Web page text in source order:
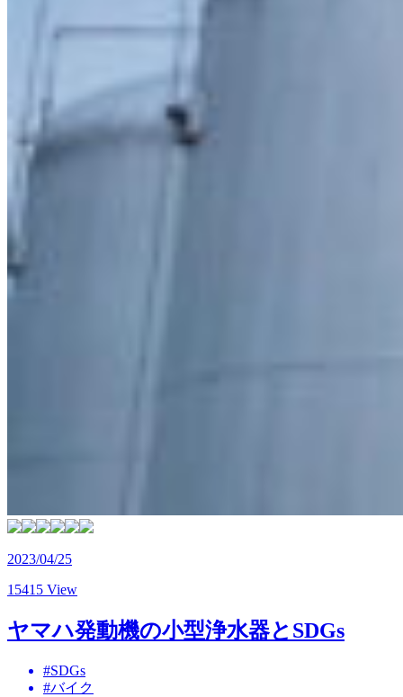
2023/04/25
15415 View
ヤマハ発動機の小型浄水器とSDGs
#SDGs
#バイク